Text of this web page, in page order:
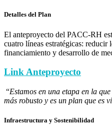
Detalles del Plan
El anteproyecto del PACC-RH
cuatro líneas estratégicas:
financiamiento y desarrollo de
Link Anteproyecto
“Estamos en una etapa en la
más robusto y es un plan que es
Infraestructura y Sostenibilidad